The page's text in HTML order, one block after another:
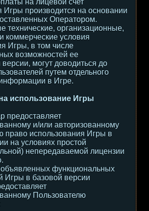
на лицевой счет
Игры производится на основании
Оператором.
технические, организационные,
коммерческие условия
Игры, в том числе
возможностей ее
могут доводиться до
путем отдельного
в Игре.
использование Игры
предоставляет
и/или авторизованному
право использования Игры в
на условиях простой
непередаваемой лицензии
функциональных
Игры в базовой версии
Пользователю